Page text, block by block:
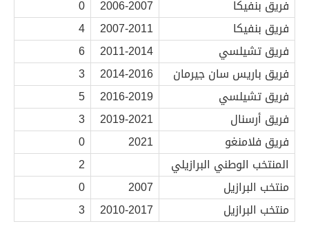
فريق بنفيكا
2006-2007
0
فريق بنفيكا
2007-2011
4
فريق تشيلسي
2011-2014
6
فريق باريس سان جيرمان
2014-2016
3
فريق تشيلسي
2016-2019
5
فريق أرسنال
2019-2021
3
فريق فلامنغو
2021
0
المنتخب الوطني البرازيلي
2
منتخب البرازيل
2007
0
منتخب البرازيل
2010-2017
3